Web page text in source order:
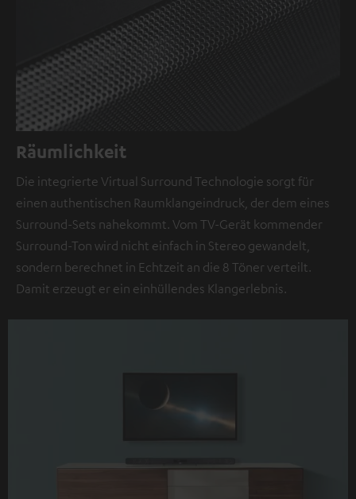
Räumlichkeit
Die integrierte Virtual Surround Technologie sorgt für
einen authentischen Raumklangeindruck, der dem eines
Surround-Sets nahekommt. Vom TV-Gerät kommender
Surround-Ton wird nicht einfach in Stereo gewandelt,
sondern berechnet in Echtzeit an die 8 Töner verteilt.
Damit erzeugt er ein einhüllendes Klangerlebnis.